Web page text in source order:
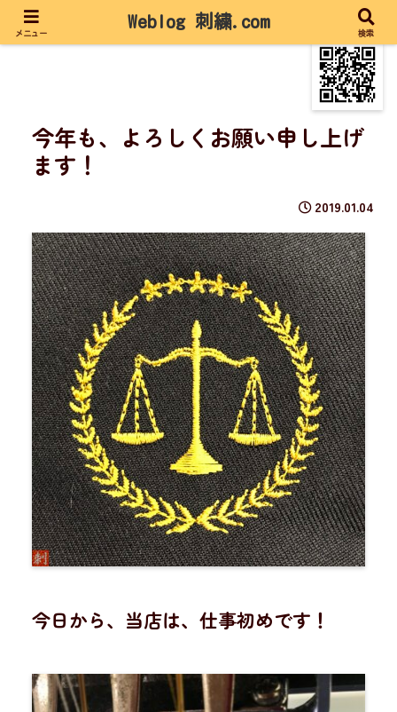
今年も、よろしくお願い申し上げ
ます！
2019.01.04
今日から、当店は、仕事初めです！
メニュー
Weblog 刺繍.com
検索